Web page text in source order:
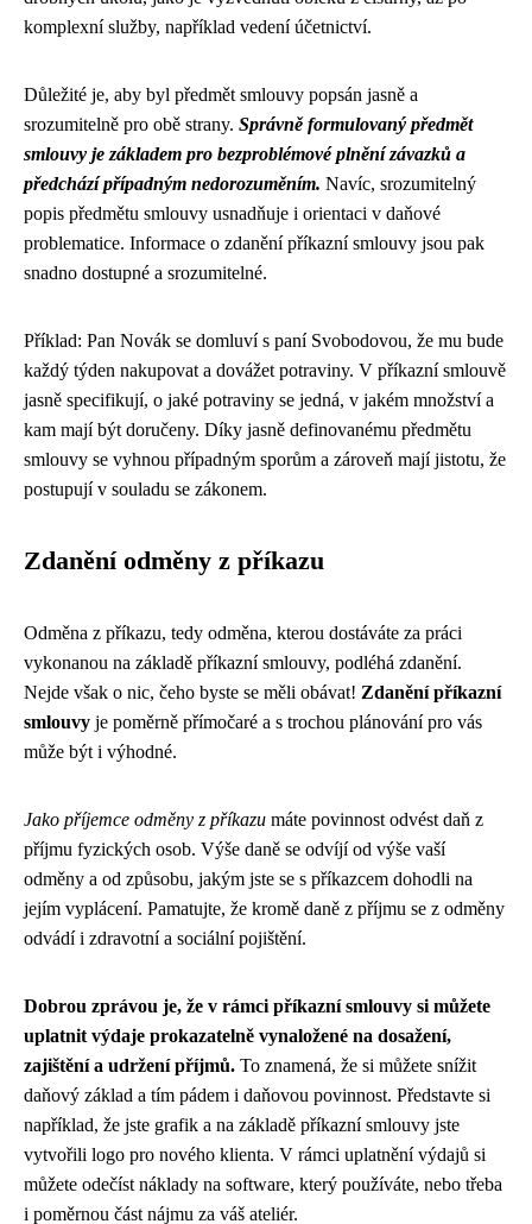
komplexní služby, například vedení účetnictví.
Důležité je, aby byl předmět smlouvy popsán jasně a
srozumitelně pro obě strany. Správně formulovaný předmět
smlouvy je základem pro bezproblémové plnění závazků a
předchází případným nedorozuměním. Navíc, srozumitelný
popis předmětu smlouvy usnadňuje i orientaci v daňové
problematice. Informace o zdanění příkazní smlouvy jsou pak
snadno dostupné a srozumitelné.
Příklad: Pan Novák se domluví s paní Svobodovou, že mu bude
každý týden nakupovat a dovážet potraviny. V příkazní smlouvě
jasně specifikují, o jaké potraviny se jedná, v jakém množství a
kam mají být doručeny. Díky jasně definovanému předmětu
smlouvy se vyhnou případným sporům a zároveň mají jistotu, že
postupují v souladu se zákonem.
Zdanění odměny z příkazu
Odměna z příkazu, tedy odměna, kterou dostáváte za práci
vykonanou na základě příkazní smlouvy, podléhá zdanění.
Nejde však o nic, čeho byste se měli obávat! Zdanění příkazní
smlouvy je poměrně přímočaré a s trochou plánování pro vás
může být i výhodné.
Jako příjemce odměny z příkazu máte povinnost odvést daň z
příjmu fyzických osob. Výše daně se odvíjí od výše vaší
odměny a od způsobu, jakým jste se s příkazcem dohodli na
jejím vyplácení. Pamatujte, že kromě daně z příjmu se z odměny
odvádí i zdravotní a sociální pojištění.
Dobrou zprávou je, že v rámci příkazní smlouvy si můžete
uplatnit výdaje prokazatelně vynaložené na dosažení,
zajištění a udržení příjmů. To znamená, že si můžete snížit
daňový základ a tím pádem i daňovou povinnost. Představte si
například, že jste grafik a na základě příkazní smlouvy jste
vytvořili logo pro nového klienta. V rámci uplatnění výdajů si
můžete odečíst náklady na software, který používáte, nebo třeba
i poměrnou část nájmu za váš ateliér.